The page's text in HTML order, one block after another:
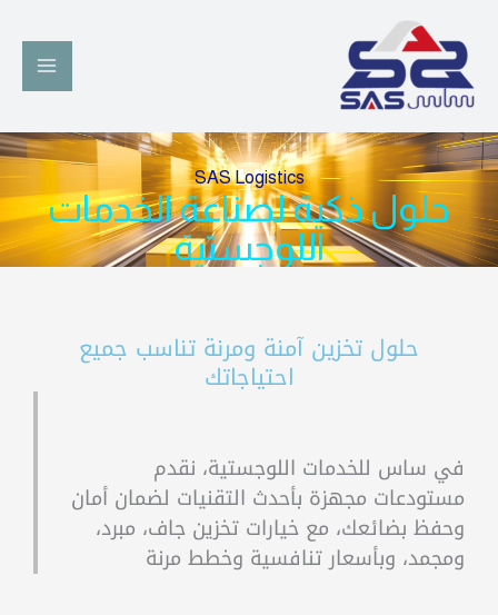
المحتوى
SAS Logistics
حلول ذكية لصناعة الخدمات
اللوجستية
حلول تخزين آمنة ومرنة تناسب جميع
احتياجاتك
في ساس للخدمات اللوجستية، نقدم
مستودعات مجهزة بأحدث التقنيات لضمان أمان
وحفظ بضائعك، مع خيارات تخزين جاف، مبرد،
ومجمد، وبأسعار تنافسية وخطط مرنة